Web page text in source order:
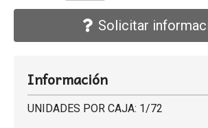
Solicitar
Información
UNIDADES POR CAJA: 1/72